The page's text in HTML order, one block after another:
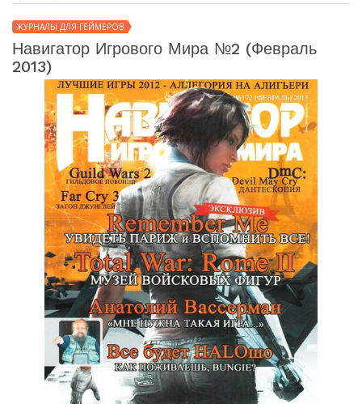
ЖУРНАЛЫ ДЛЯ ГЕЙМЕРОВ
Навигатор Игрового Мира №2 (февраль
2013)